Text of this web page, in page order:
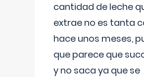
cantidad de leche
extrae no es tanta
hace unos meses,
que parece que
y no saca ya que se